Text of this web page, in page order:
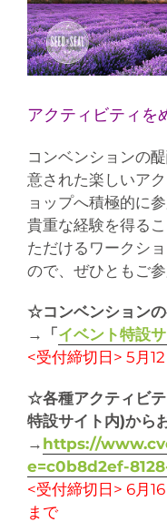
アクティビティを
コンベンションの
意された楽しいア
ョップへ積極的に
貴重な経験を得る
ただけるワークシ
ので、ぜひともご
☆コンベンション
→
「イベント特設
<受付締切日> 5月
☆各種アクティビ
特設サイト内)から
→ https://
e=c0b8d2ef-
<受付締切日> 6月
まで